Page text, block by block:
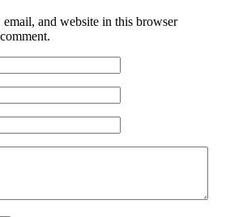
email, and website in this browser